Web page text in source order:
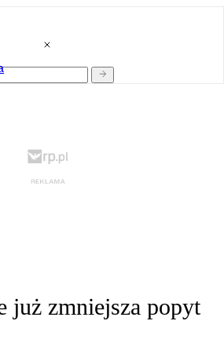
już zmniejsza popyt